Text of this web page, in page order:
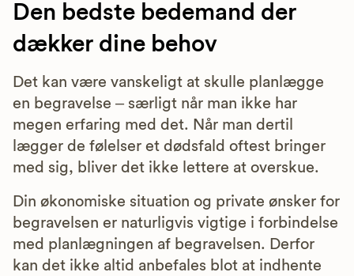
Den bedste bedemand der
dækker dine behov
Det kan være vanskeligt at skulle planlægge
en begravelse – særligt når man ikke har
megen erfaring med det. Når man dertil
lægger de følelser et dødsfald oftest bringer
med sig, bliver det ikke lettere at overskue.
Din økonomiske situation og private ønsker for
begravelsen er naturligvis vigtige i forbindelse
med planlægningen af begravelsen. Derfor
kan det ikke altid anbefales blot at indhente